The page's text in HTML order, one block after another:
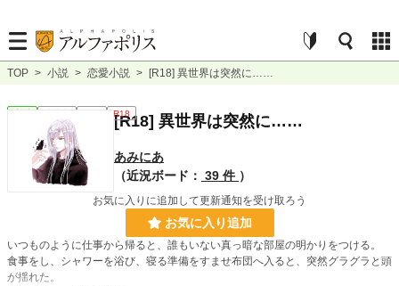
TOP > 小説 > 恋愛小説 > [R18] 異世界は突然に……
R18
[R18] 異世界は突然に……
あみにあ
（近況ボード： 39 件 ）
お気に入りに追加して更新通知を受け取ろう
お気に入り追加
いつものように仕事から帰ると、誰もいない真っ暗な部屋の明かりをつける。
食事をし、シャワーを浴び、寝る準備をすませ布団へ入ると、突然グラグラと頭
が揺れた。